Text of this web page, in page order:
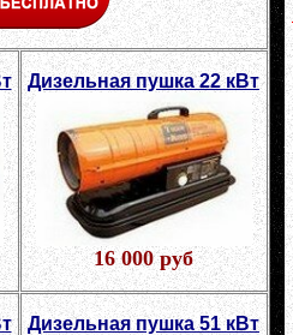
Дизельная пушка 22 кВт
16 000 руб
Дизельная пушка 51 кВт